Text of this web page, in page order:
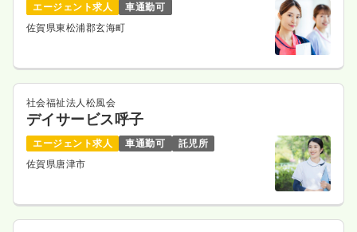
エージェント求人
車通勤可
佐賀県東松浦郡玄海町
社会福祉法人松風会
デイサービス呼子
エージェント求人 車通勤可
託児所
佐賀県唐津市